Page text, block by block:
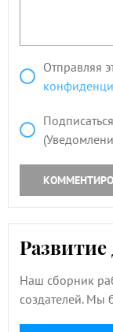
Отправляя
Наш сборник
создателей.